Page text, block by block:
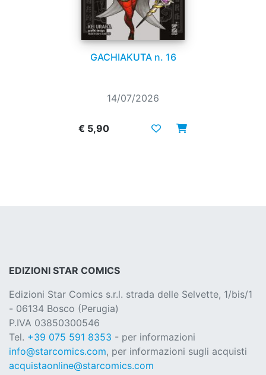
GACHIAKUTA n. 16
14/07/2026
€ 5,90
EDIZIONI STAR COMICS
Edizioni Star Comics s.r.l. strada delle Selvette, 1/bis/1
- 06134 Bosco (Perugia)
P.IVA 03850300546
Tel. +39 075 591 8353 - per informazioni
info@starcomics.com, per informazioni sugli acquisti
acquistaonline@starcomics.com